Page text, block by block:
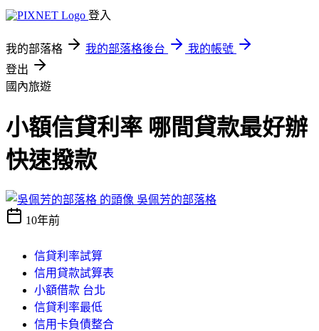
登入
我的部落格 我的部落格後台
我的帳號
登出
國內旅遊
小額信貸利率 哪間貸款最好辦
快速撥款
吳佩芳的部落格
10年前
信貸利率試算
信用貸款試算表
小額借款 台北
信貸利率最低
信用卡負債整合